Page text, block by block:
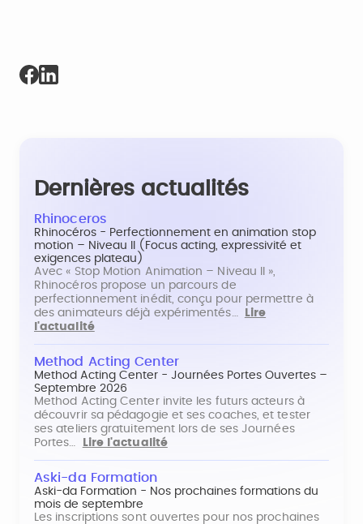
Dernières actualités
Rhinoceros
Rhinocéros - Perfectionnement en animation stop
motion – Niveau II (Focus acting, expressivité et
exigences plateau)
Avec « Stop Motion Animation – Niveau II »,
Rhinocéros propose un parcours de
perfectionnement inédit, conçu pour permettre à
des animateurs déjà expérimentés…
Lire
l'actualité
Method Acting Center
Method Acting Center - Journées Portes Ouvertes –
Septembre 2026
Method Acting Center invite les futurs acteurs à
découvrir sa pédagogie et ses coaches, et tester
ses ateliers gratuitement lors de ses Journées
Portes…
Lire l'actualité
Aski-da Formation
Aski-da Formation - Nos prochaines formations du
mois de septembre
Les inscriptions sont ouvertes pour nos prochaines